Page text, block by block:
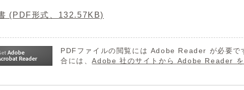
(PDF形式、132.57KB)
PDFファイルの閲覧には Adobe Reader が必要で
合には、Adobe 社のサイトから Adobe Reader を